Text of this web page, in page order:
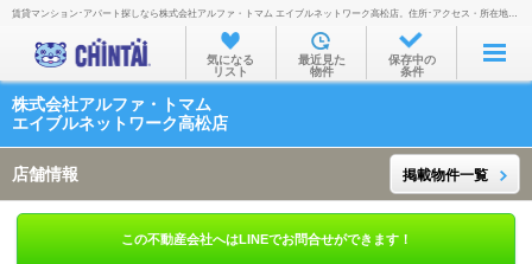
お部屋を探す
沿線・駅から
通勤通学時間から
物件特集から
賃貸マンション･アパート探しなら株式会社アルファ・トマム エイブルネットワーク高松店。住所･アクセス・所在地・地図・営業時間・定休日・電話番号などを掲載。
気になる
リスト
最近見た
物件
保存中の
条件
株式会社アルファ・トマム
エイブルネットワーク高松店
店舗情報 掲載物件一覧
この不動産会社へはLINEでお問合せができます！